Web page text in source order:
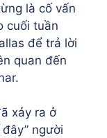
là cố vấn
cuối tuần
để trả lời
quan đến
xảy ra ở
người